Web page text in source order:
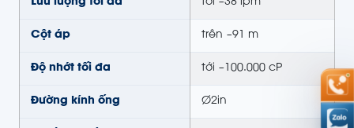
Lưu lượng tối đa tới ~38 lpm
Cột áp trên ~91 m
Độ nhớt tối đa tới ~100.000 cP
Đường kính ống Ø2in